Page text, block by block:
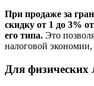
При продаже за
скидку от 1 до 3%
его типа. Это
налоговой
Для физических